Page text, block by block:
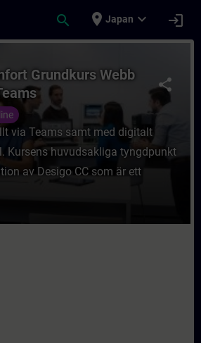
search place Japan expand_more login
CC Komfort Grundkurs
share
Grundkurs Webb
via Teams samt med digitalt
Kursens huvudsakliga tyngdpunkt
av Desigo CC som är ett